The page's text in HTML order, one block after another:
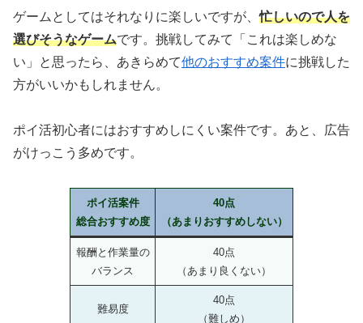
ゲームとしてはそれなりに楽しいですが、忙しいので人を
選びそうなゲームです。挑戦してみて「これは楽しめな
い」と思ったら、あきらめて他のおすすめ案件に挑戦した
方がいいかもしれません。
ポイ活初心者にはおすすめしにくい案件です。あと、広告
がけっこう多めです。
ポイ活案件
総合おすすめ度
40点
（あまりおすすめしない）
報酬と作業量の
バランス
40点
（あまり良くない）
難易度
40点
（難しめ）